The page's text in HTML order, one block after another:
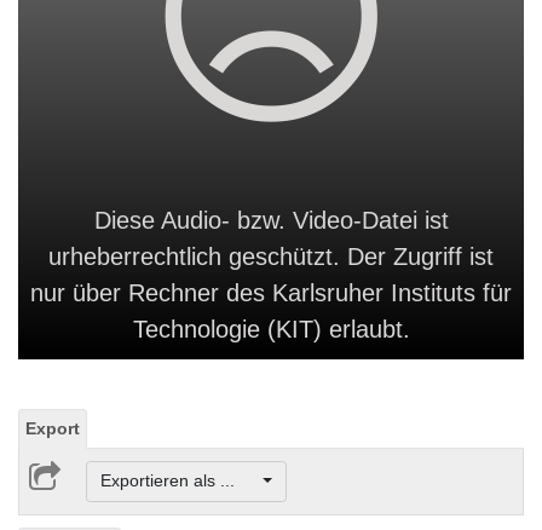
Diese Audio- bzw. Video-Datei ist
urheberrechtlich geschützt. Der Zugriff ist
nur über Rechner des Karlsruher Instituts für
Technologie (KIT) erlaubt.
Export
Exportieren als ...